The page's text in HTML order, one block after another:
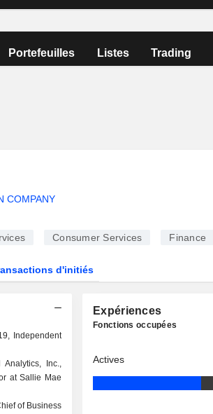
Portefeuilles Listes Trading
COMPANY
Consumer Services Finance
d'initiés
Independent
Inc.,
at Sallie Mae
of Business
Expériences
Fonctions occupées
Actives